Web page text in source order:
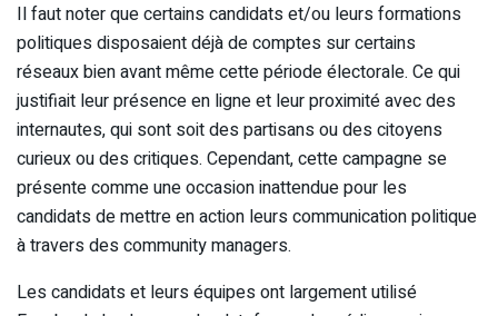
Il faut noter que certains candidats et/ou leurs formations
politiques disposaient déjà de comptes sur certains
réseaux bien avant même cette période électorale. Ce qui
justifiait leur présence en ligne et leur proximité avec des
internautes, qui sont soit des partisans ou des citoyens
curieux ou des critiques. Cependant, cette campagne se
présente comme une occasion inattendue pour les
candidats de mettre en action leurs communication politique
à travers des community managers.
Les candidats et leurs équipes ont largement utilisé